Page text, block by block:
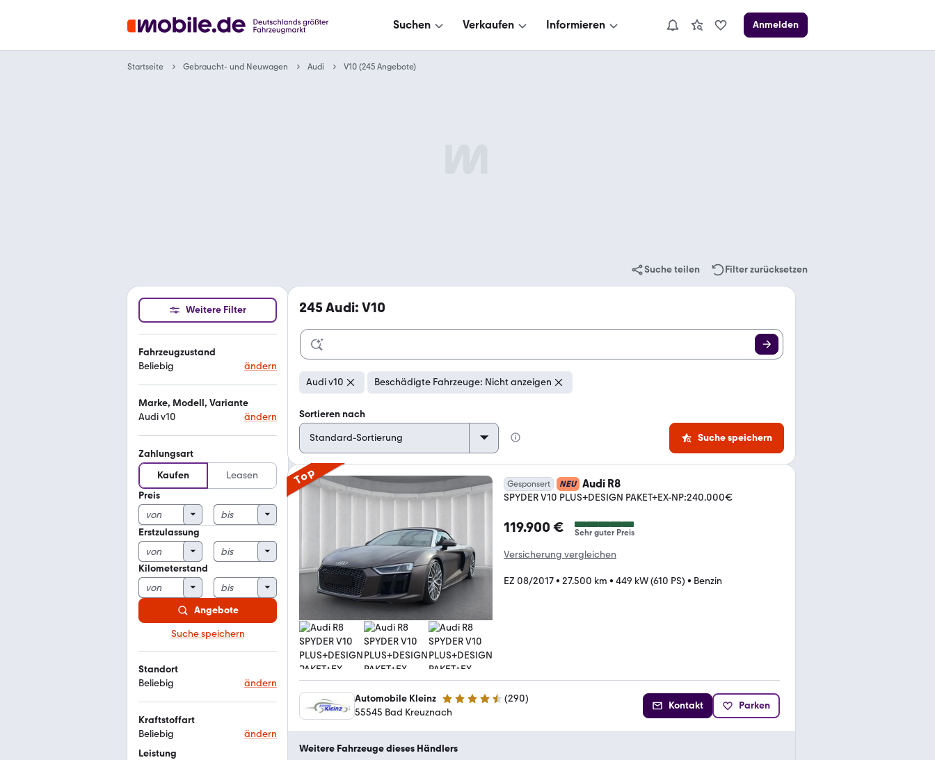
Suchen Verkaufen Informieren Anmelden
Startseite Gebraucht- und Neuwagen Audi V10 (245 Angebote)
Suche teilen Filter zurücksetzen
Weitere Filter
Fahrzeugzustand
Beliebig
ändern
Marke, Modell, Variante
Audi v10
ändern
Zahlungsart
Kaufen
Leasen
Preis
Erstzulassung
Kilometerstand
Angebote
Suche speichern
Standort
Beliebig
ändern
Kraftstoffart
Beliebig
ändern
Leistung
245Audi: V10
Audi v10 Beschädigte Fahrzeuge: Nicht anzeigen
Sortieren nach
Suche speichern
Top Gesponsert NEU Audi R8
SPYDER V10 PLUS+DESIGN PAKET+EX-NP:240.000€
119.900 € Sehr guter Preis
Versicherung vergleichen
EZ 08/2017• 27.500 km • 449 kW (610 PS) • Benzin
Automobile Kleinz 4.7 Sterne (290)
55545 Bad Kreuznach
Kontakt Parken
Weitere Fahrzeuge dieses Händlers